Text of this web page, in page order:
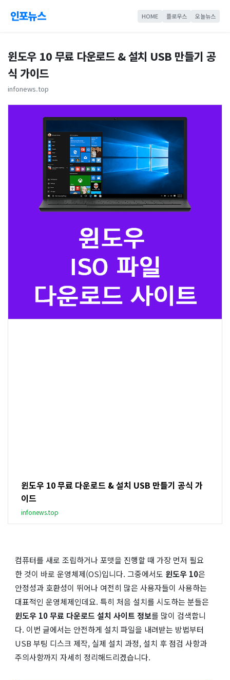
인포뉴스 HOME 플로우스 오늘뉴스
윈도우 10 무료 다운로드 & 설치 USB 만들기 공
식 가이드
infonews.top
윈도우 10 무료 다운로드 & 설치 USB 만들기 공식 가
이드
infonews.top
컴퓨터를 새로 조립하거나 포맷을 진행할 때 가장 먼저 필요
한 것이 바로 운영체제(OS)입니다. 그중에서도 윈도우 10은
안정성과 호환성이 뛰어나 여전히 많은 사용자들이 사용하는
대표적인 운영체제인데요. 특히 처음 설치를 시도하는 분들은
윈도우 10 무료 다운로드 설치 사이트 정보를 많이 검색합니
다. 이번 글에서는 안전하게 설치 파일을 내려받는 방법부터
USB 부팅 디스크 제작, 실제 설치 과정, 설치 후 점검 사항과
주의사항까지 자세히 정리해드리겠습니다.